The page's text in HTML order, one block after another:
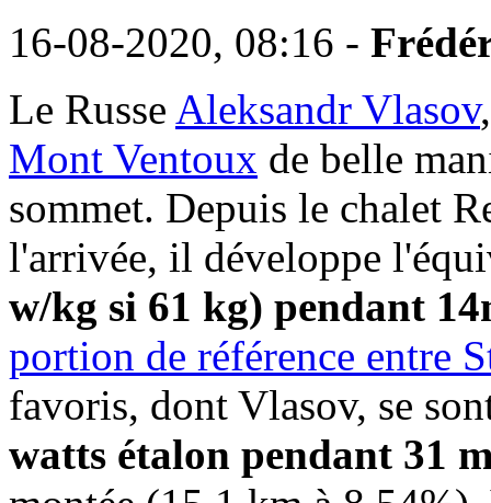
16-08-2020, 08:16 -
Le Russe Aleksandr Vlasov
Mont Ventoux de belle
sommet. Depuis le chalet
l'arrivée, il développe
w/kg si 61 kg) pendant
portion de référence entre
favoris, dont Vlasov, se
watts étalon pendant 31